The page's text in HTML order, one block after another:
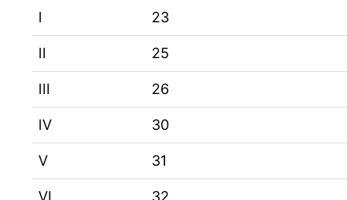
I 23
II 25
III 26
IV 30
V 31
VI 32